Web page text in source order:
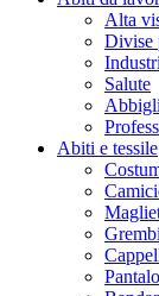
Alta
Divise
Salute
Abiti e tessile